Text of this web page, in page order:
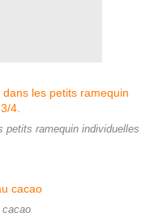
petits ramequin individuelles
cacao